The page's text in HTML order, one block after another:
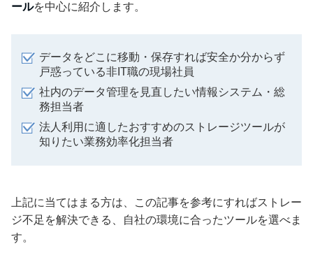
ールを中心に紹介します。
データをどこに移動・保存すれば安全か分からず
戸惑っている非IT職の現場社員
社内のデータ管理を見直したい情報システム・総
務担当者
法人利用に適したおすすめのストレージツールが
知りたい業務効率化担当者
上記に当てはまる方は、この記事を参考にすればストレー
ジ不足を解決できる、自社の環境に合ったツールを選べま
す。